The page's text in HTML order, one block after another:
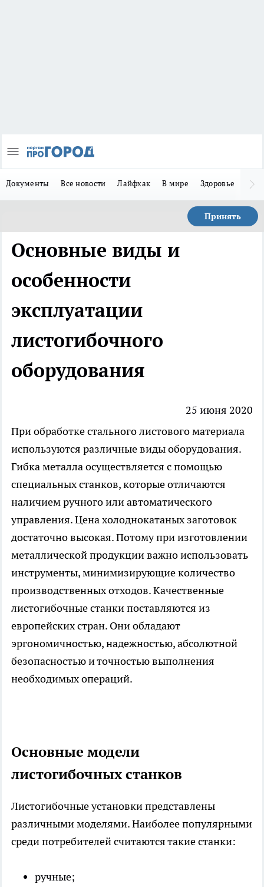
Документы Все новости Лайфхак В мире Здоровье
Принять
Основные виды и
особенности
эксплуатации
листогибочного
оборудования
25 июня 2020
При обработке стального листового материала
используются различные виды оборудования.
Гибка металла осуществляется с помощью
специальных станков, которые отличаются
наличием ручного или автоматического
управления. Цена холоднокатаных заготовок
достаточно высокая. Потому при изготовлении
металлической продукции важно использовать
инструменты, минимизирующие количество
производственных отходов. Качественные
листогибочные станки поставляются из
европейских стран. Они обладают
эргономичностью, надежностью, абсолютной
безопасностью и точностью выполнения
необходимых операций.
Основные модели
листогибочных станков
Листогибочные установки представлены
различными моделями. Наиболее популярными
среди потребителей считаются такие станки:
ручные;